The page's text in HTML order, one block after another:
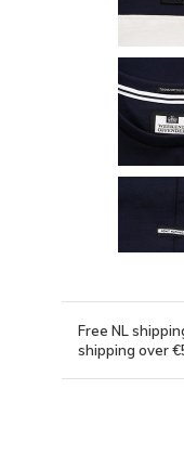
Free NL
shipping over